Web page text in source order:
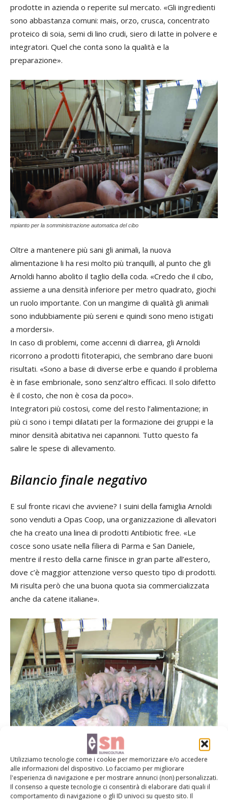
Utilizziamo tecnologie come i cookie per memorizzare e/o accedere
alle informazioni del dispositivo. Lo facciamo per migliorare
l'esperienza di navigazione e per mostrare annunci (non) personalizzati.
Il consenso a queste tecnologie ci consentirà di elaborare dati quali il
comportamento di navigazione o gli ID univoci su questo sito. Il
prodotte in azienda o reperite sul mercato. «Gli ingredienti
sono abbastanza comuni: mais, orzo, crusca, concentrato
proteico di soia, semi di lino crudi, siero di latte in polvere e
integratori. Quel che conta sono la qualità e la
preparazione».
mpianto per la somministrazione automatica del cibo
Oltre a mantenere più sani gli animali, la nuova
alimentazione li ha resi molto più tranquilli, al punto che gli
Arnoldi hanno abolito il taglio della coda. «Credo che il cibo,
assieme a una densità inferiore per metro quadrato, giochi
un ruolo importante. Con un mangime di qualità gli animali
sono indubbiamente più sereni e quindi sono meno istigati
a mordersi».
In caso di problemi, come accenni di diarrea, gli Arnoldi
ricorrono a prodotti fitoterapici, che sembrano dare buoni
risultati. «Sono a base di diverse erbe e quando il problema
è in fase embrionale, sono senz’altro efficaci. Il solo difetto
è il costo, che non è cosa da poco».
Integratori più costosi, come del resto l’alimentazione; in
più ci sono i tempi dilatati per la formazione dei gruppi e la
minor densità abitativa nei capannoni. Tutto questo fa
salire le spese di allevamento.
Bilancio finale negativo
E sul fronte ricavi che avviene? I suini della famiglia Arnoldi
sono venduti a Opas Coop, una organizzazione di allevatori
che ha creato una linea di prodotti Antibiotic free. «Le
cosce sono usate nella filiera di Parma e San Daniele,
mentre il resto della carne finisce in gran parte all’estero,
dove c’è maggior attenzione verso questo tipo di prodotti.
Mi risulta però che una buona quota sia commercializzata
anche da catene italiane».
Grigliato in plastica per la fase di svezzamento
A fronte degli sforzi fatti, naturalmente, gli Arnoldi ricevono